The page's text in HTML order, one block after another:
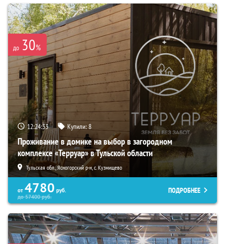
до 30%
12:24:32 Купили:8
Проживание в домике на выбор в загородном
комплексе «Терруар» в Тульской области
Тульская обл., Ясногорский р-н, с. Кузмищево
от 4780 руб.
до57400руб.
ПОДРОБНЕЕ